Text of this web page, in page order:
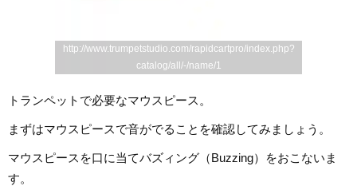
http://www.trumpetstudio.com/rapidcartpro/index.php?
catalog/all/-/name/1
トランペットで必要なマウスピース。
まずはマウスピースで音がでることを確認してみましょう。
マウスピースを口に当てバズィング（Buzzing）をおこないま
す。